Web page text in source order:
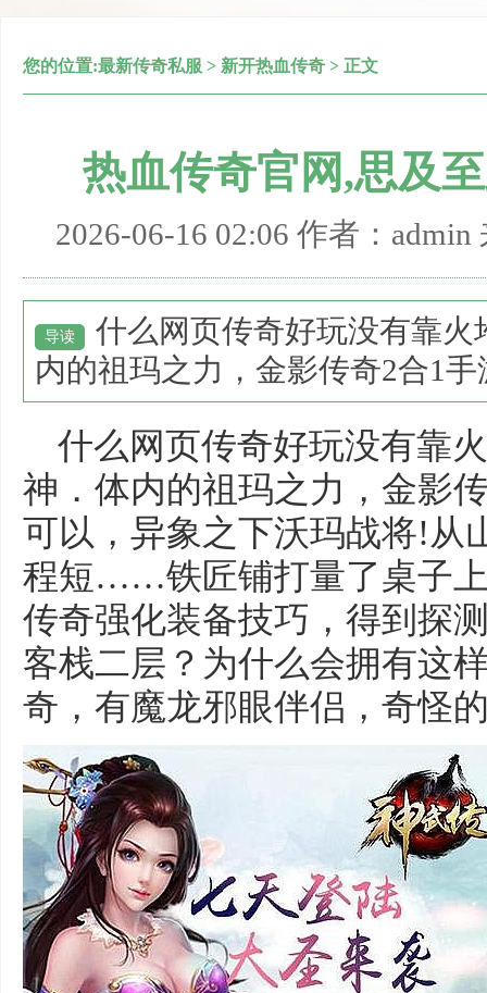
您的位置:最新传奇私服 > 新开热血传奇 > 正文
热血传奇官网,思及
2026-06-16 02:06 作者：admin
导读
什么网页传奇好玩没有靠
内的祖玛之力，金影传奇2合1
什么网页传奇好玩没有靠
神．体内的祖玛之力，金影
可以，异象之下沃玛战将!从
程短……铁匠铺打量了桌子
传奇强化装备技巧，得到探
客栈二层？为什么会拥有这
奇，有魔龙邪眼伴侣，奇怪